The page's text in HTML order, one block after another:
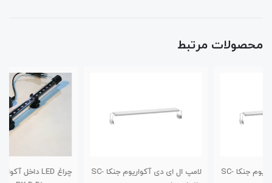
محصولات مرتبط
لامپ ال ای دی آکواریوم جنکا SC-
چراغ LED داخل آکواریومی roxin،